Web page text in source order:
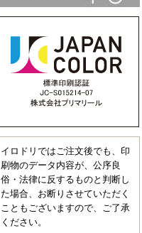
イロドリではご注文後でも、印
刷物のデータ内容が、公序良
俗・法律に反するものと判断し
た場合、お断りさせていただく
こともございますので、ご了承
ください。